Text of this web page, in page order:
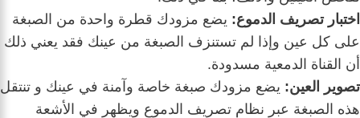
اختبار تصريف الدموع: يضع مزودك قطرة واحدة من الصبغة
على كل عين وإذا لم تستنزف الصبغة من عينك فقد يعني ذلك
أن القناة الدمعية مسدودة.
تصوير العين: يضع مزودك صبغة خاصة وآمنة في عينك و تنتقل
هذه الصبغة عبر نظام تصريف الدموع ويظهر في الأشعة